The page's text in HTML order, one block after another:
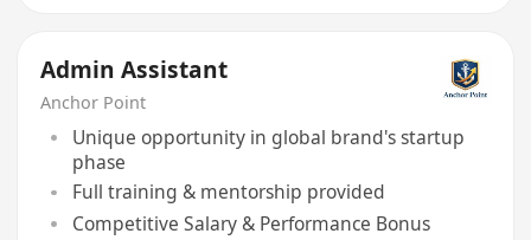
Admin Assistant
Anchor Point
Unique opportunity in global brand's startup
phase
Full training & mentorship provided
Competitive Salary & Performance Bonus